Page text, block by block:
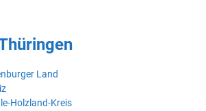
Land
Holzland-Kreis